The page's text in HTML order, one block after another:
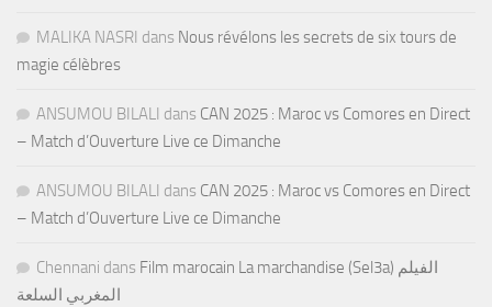
MALIKA NASRI dans Nous révélons les secrets de six tours de
magie célèbres
ANSUMOU BILALI dans CAN 2025 : Maroc vs Comores en Direct
– Match d’Ouverture Live ce Dimanche
ANSUMOU BILALI dans CAN 2025 : Maroc vs Comores en Direct
– Match d’Ouverture Live ce Dimanche
Chennani dans Film marocain La marchandise (Sel3a) الفيلم
المغربي السلعة